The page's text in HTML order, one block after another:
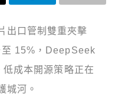
出口管制雙重夾擊
15%，DeepSeek
成本開源策略正在
城河。